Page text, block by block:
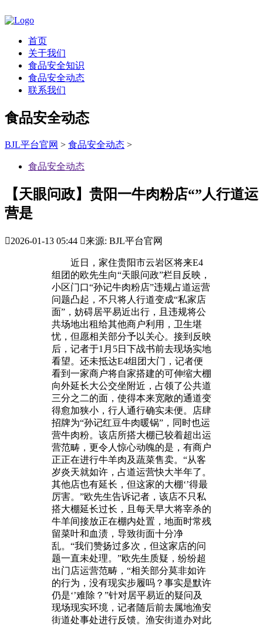
首页
关于我们
食品安全知识
食品安全动态
联系我们
食品安全动态
BJL平台官网 > 食品安全动态 >
食品安全动态
【天眼问政】贵阳一牛肉粉店“”人行道运
营是
2026-01-13 05:44 来源: BJL平台官网
近日，家住贵阳市云岩区将来E4
组团的欧先生向“天眼问政”栏目反映，
小区门口“孙记牛肉粉店”违规占道运营
问题凸起，不只将人行道变成“私家店
面”，妨碍居平易近出行，且违规将公
共场地出租给其他商户利用，卫生堪
忧，但愿相关部分予以关心。接到反映
后，记者于1月5日下战书前去现场实地
看望。还未抵达E4组团大门，记者便
看到一家商户将自家搭建的可伸缩大棚
向外延长大公交坐附近，占领了公共道
三分之二的面，使得本来宽敞的通道变
得愈加狭小，行人通行确实未便。店肆
招牌为“孙记红豆牛肉暖锅”，同时也运
营牛肉粉。该店所搭大棚已较着超出运
营范畴，更令人惊心动魄的是，有商户
正正在进行牛羊肉及蔬菜售卖。“从客
岁炎天就如许，占道运营快大半年了。
其他店也有延长，但这家的大棚‘’得最
厉害。”欧先生告诉记者，该店不只私
搭大棚延长过长，且每天早大将宰杀的
牛羊间接放正在棚内处置，地面时常残
留菜叶和血渍，导致街面十分净
乱。“我们赞扬过多次，但这家店的问
题一直未处理。”欧先生质疑，纷纷超
出门店运营范畴，“相关部分莫非如许
的行为，没有现实步履吗？事实是默许
仍是‘’难除？”针对居平易近的疑问及
现场现实环境，记者随后前去属地渔安
街道处事处进行反馈。渔安街道办对此